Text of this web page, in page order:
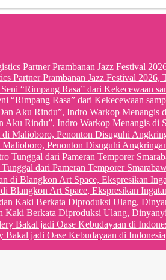
Partner Prambanan Jazz Festival 2026,
“Rimpang Rasa” dari Kekecewaan
Aku Rindu”, Indro Warkop Menangis di
Malioboro, Penonton Disuguhi
dari Pameran Temporer
Blangkon Art Space, Ekspresikan
Kaki Berkata Diproduksi Ulang,
Bakal jadi Oase Kebudayaan di Indonesia